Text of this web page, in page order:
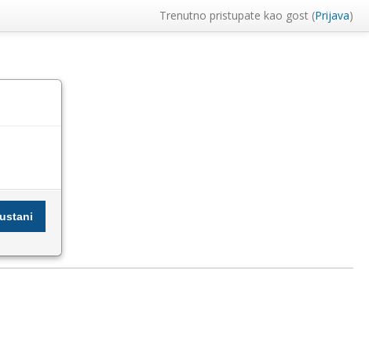
Trenutno pristupate kao gost (Prijava)